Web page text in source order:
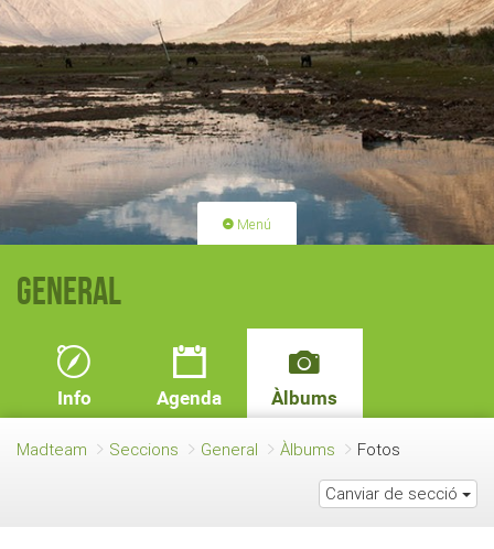
Menú
QUI SOM
FES-TE SOCI
General
Info Agenda Àlbums
Madteam Seccions General Àlbums Fotos
Canviar de secció